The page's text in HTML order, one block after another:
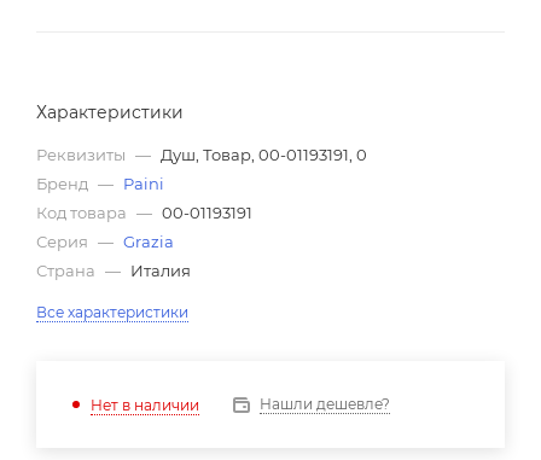
Характеристики
Реквизиты — Душ, Товар, 00-01193191, 0
Бренд — Paini
Код товара — 00-01193191
Серия — Grazia
Страна — Италия
Все характеристики
Нет в наличии Нашли дешевле?